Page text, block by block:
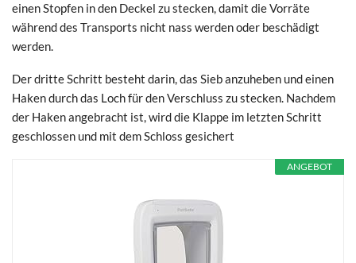
einen Stopfen in den Deckel zu stecken, damit die Vorräte
während des Transports nicht nass werden oder beschädigt
werden.
Der dritte Schritt besteht darin, das Sieb anzuheben und einen
Haken durch das Loch für den Verschluss zu stecken. Nachdem
der Haken angebracht ist, wird die Klappe im letzten Schritt
geschlossen und mit dem Schloss gesichert
ANGEBOT